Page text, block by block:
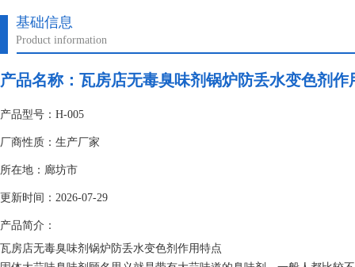
基础信息
Product information
产品名称： 瓦房店无毒臭味剂锅炉防丢水变色剂作
产品型号：H-005
厂商性质：生产厂家
所在地：廊坊市
更新时间：2026-07-29
产品简介：
瓦房店无毒臭味剂锅炉防丢水变色剂作用特点